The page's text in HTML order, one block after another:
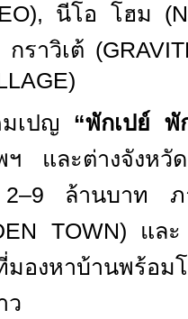
นีโอ โฮม (
กราวิเต้ (
เปญ “พักเปย์ พั
พฯ และต่างจัง
–9 ล้านบาท ภ
TOWN) และ
องหาบ้านพร้อม
ว